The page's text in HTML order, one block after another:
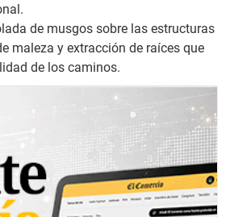
de musgos sobre las estructuras
maleza y extracción de raíces que
de los caminos.